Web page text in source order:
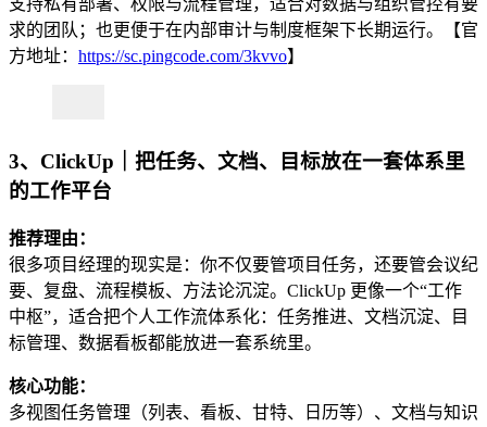
支持私有部署、权限与流程管理，适合对数据与组织管控有要
求的团队；也更便于在内部审计与制度框架下长期运行。【官
方地址： https://sc.pingcode.com/3kvvo】
3、ClickUp｜把任务、文档、目标放在一套体系里
的工作平台
推荐理由：
很多项目经理的现实是：你不仅要管项目任务，还要管会议纪
要、复盘、流程模板、方法论沉淀。ClickUp 更像一个“工作
中枢”，适合把个人工作流体系化：任务推进、文档沉淀、目
标管理、数据看板都能放进一套系统里。
核心功能：
多视图任务管理（列表、看板、甘特、日历等）、文档与知识